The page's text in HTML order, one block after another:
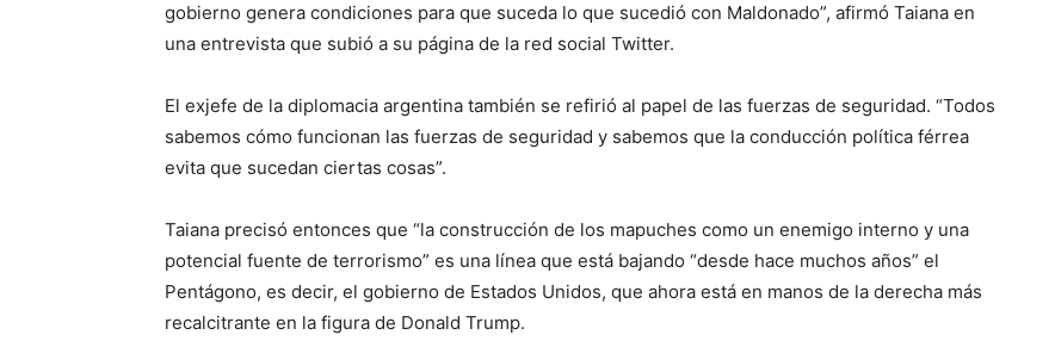
gobierno genera condiciones para que suceda lo que sucedió con Maldonado”, afirmó Taiana en
una entrevista que subió a su página de la red social Twitter.
El exjefe de la diplomacia argentina también se refirió al papel de las fuerzas de seguridad. “Todos
sabemos cómo funcionan las fuerzas de seguridad y sabemos que la conducción política férrea
evita que sucedan ciertas cosas”.
Taiana precisó entonces que “la construcción de los mapuches como un enemigo interno y una
potencial fuente de terrorismo” es una línea que está bajando “desde hace muchos años” el
Pentágono, es decir, el gobierno de Estados Unidos, que ahora está en manos de la derecha más
recalcitrante en la figura de Donald Trump.